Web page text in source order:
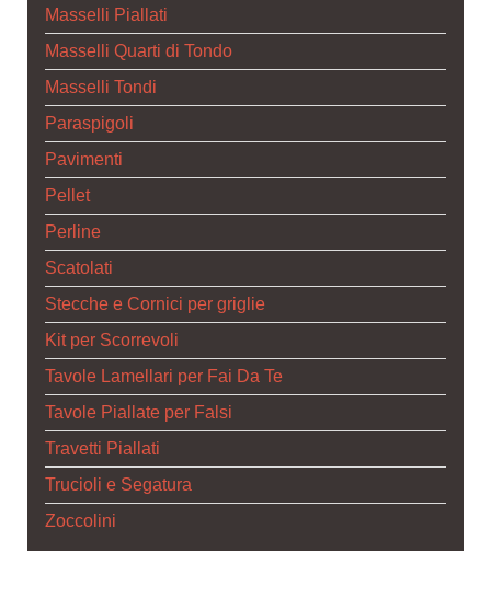
Masselli Piallati
Masselli Quarti di Tondo
Masselli Tondi
Paraspigoli
Pavimenti
Pellet
Perline
Scatolati
Stecche e Cornici per griglie
Kit per Scorrevoli
Tavole Lamellari per Fai Da Te
Tavole Piallate per Falsi
Travetti Piallati
Trucioli e Segatura
Zoccolini